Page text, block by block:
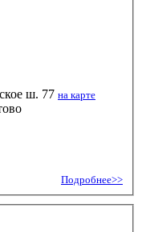
ш. 77 на карте
Подробнее>>